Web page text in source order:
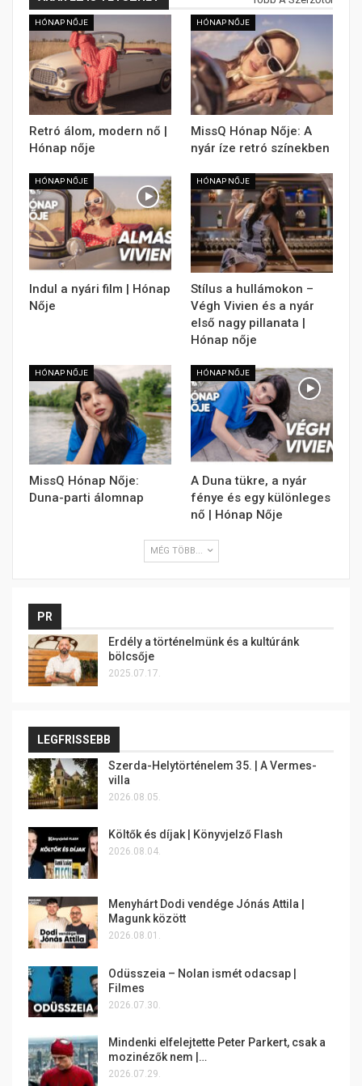
HÓNAP NŐJE
Retró álom, modern nő |
Hónap nője
HÓNAP NŐJE
MissQ Hónap Nője: A
nyár íze retró színekben
HÓNAP NŐJE
Indul a nyári film | Hónap
Nője
HÓNAP NŐJE
Stílus a hullámokon –
Végh Vivien és a nyár
első nagy pillanata |
Hónap nője
HÓNAP NŐJE
MissQ Hónap Nője:
Duna-parti álomnap
HÓNAP NŐJE
A Duna tükre, a nyár
fénye és egy különleges
nő | Hónap Nője
MÉG TÖBB...
PR
Erdély a történelmünk és a kultúránk
bölcsője
2025.07.17.
LEGFRISSEBB
Szerda-Helytörténelem 35. | A Vermes-
villa
2026.08.05.
Költők és díjak | Könyvjelző Flash
2026.08.04.
Menyhárt Dodi vendége Jónás Attila |
Magunk között
2026.08.01.
Odüsszeia – Nolan ismét odacsap |
Filmes
2026.07.30.
Mindenki elfelejtette Peter Parkert, csak a
mozinézők nem |…
2026.07.29.